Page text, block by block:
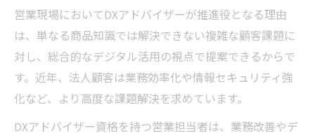
営業現場においてDXアドバイザーが推進役となる理由
は、単なる商品知識では解決できない複雑な顧客課題に
対し、総合的なデジタル活用の視点で提案できるからで
す。近年、法人顧客は業務効率化や情報セキュリティ強
化など、より高度な課題解決を求めています。
DXアドバイザー資格を持つ営業担当者は、業務改善やデ